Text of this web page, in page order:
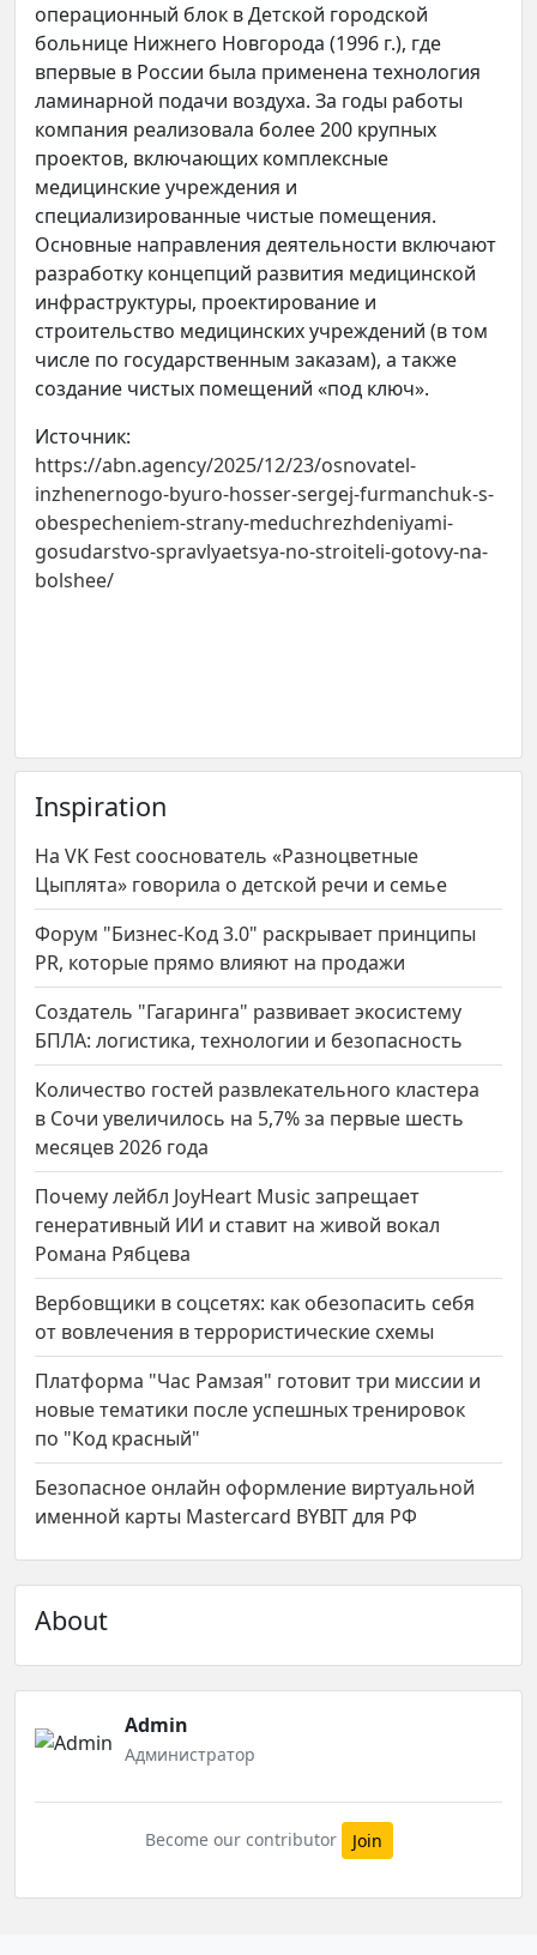
операционный блок в Детской городской
больнице Нижнего Новгорода (1996 г.), где
впервые в России была применена технология
ламинарной подачи воздуха. За годы работы
компания реализовала более 200 крупных
проектов, включающих комплексные
медицинские учреждения и
специализированные чистые помещения.
Основные направления деятельности включают
разработку концепций развития медицинской
инфраструктуры, проектирование и
строительство медицинских учреждений (в том
числе по государственным заказам), а также
создание чистых помещений «под ключ».
Источник:
https://abn.agency/2025/12/23/osnovatel-
inzhenernogo-byuro-hosser-sergej-furmanchuk-s-
obespecheniem-strany-meduchrezhdeniyami-
gosudarstvo-spravlyaetsya-no-stroiteli-gotovy-na-
bolshee/
Inspiration
На VK Fest сооснователь «Разноцветные
Цыплята» говорила о детской речи и семье
Форум "Бизнес-Код 3.0" раскрывает принципы
PR, которые прямо влияют на продажи
Создатель "Гагаринга" развивает экосистему
БПЛА: логистика, технологии и безопасность
Количество гостей развлекательного кластера
в Сочи увеличилось на 5,7% за первые шесть
месяцев 2026 года
Почему лейбл JoyHeart Music запрещает
генеративный ИИ и ставит на живой вокал
Романа Рябцева
Вербовщики в соцсетях: как обезопасить себя
от вовлечения в террористические схемы
Платформа "Час Рамзая" готовит три миссии и
новые тематики после успешных тренировок
по "Код красный"
Безопасное онлайн оформление виртуальной
именной карты Mastercard BYBIT для РФ
About
Admin
Администратор
Become our contributor Join